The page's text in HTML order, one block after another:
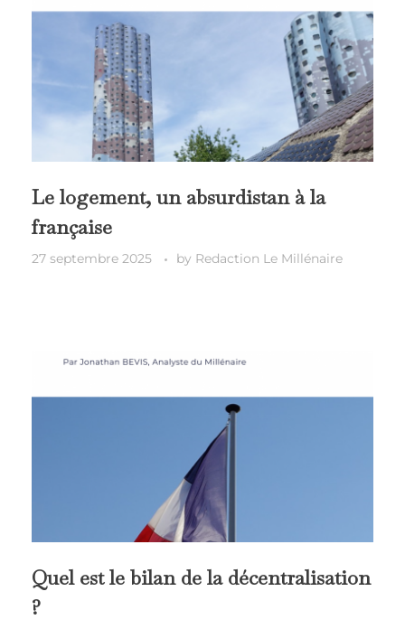
Le logement, un absurdistan à la
française
27 septembre 2025 by Redaction Le Millénaire
Quel est le bilan de la décentralisation
?